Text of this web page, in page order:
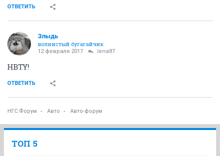
ОТВЕТИТЬ
Злыдь
волнистый бугагайчик
12 февраля 2017 lena87
HBTY!
ОТВЕТИТЬ
НГС.Форум Авто Авто-форум
ТОП 5